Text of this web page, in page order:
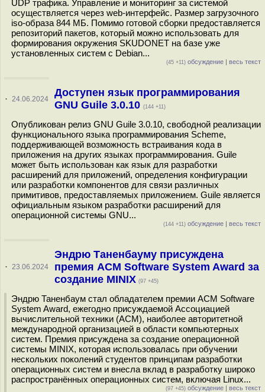
UDP трафика. Управление и мониторинг за системой
осуществляется через web-интерфейс. Размер загрузочного
iso-образа 844 МБ. Помимо готовой сборки предоставляется
репозиторий пакетов, который можно использовать для
формирования окружения SKUDONET на базе уже
установленных систем с Debian...
(45 +11) обсуждение | весь текст
· 24.06.2024
Доступен язык программирования
GNU Guile 3.0.10 (144 +11)
Опубликован релиз GNU Guile 3.0.10, свободной реализации
функционального языка программирования Scheme,
поддерживающей возможность встраивания кода в
приложения на других языках программирования. Guile
может быть использован как язык для разработки
расширений для приложений, определения конфигурации
или разработки компонентов для связи различных
примитивов, предоставляемых приложением. Guile является
официальным языком разработки расширений для
операционной системы GNU...
(144 +11) обсуждение | весь текст
· 23.06.2024
Эндрю Таненбауму присуждена
премия ACM Software System Award за
создание MINIX (97 +45)
Эндрю Таненбаум стал обладателем премии ACM Software
System Award, ежегодно присуждаемой Ассоциацией
вычислительной техники (ACM), наиболее авторитетной
международной организацией в области компьютерных
систем. Премия присуждена за создание операционной
системы MINIX, которая использовалась при обучении
нескольких поколений студентов принципам разработки
операционных систем и внесла вклад в разработку широко
распространённых операционных систем, включая Linux...
(97 +45) обсуждение | весь текст